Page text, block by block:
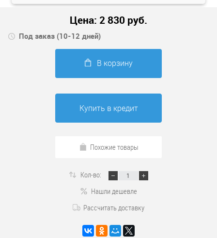
Цена: 2 830 руб.
Под заказ (10-12 дней)
В корзину
Купить в кредит
Похожие товары
Кол-во:
Нашли дешевле
Рассчитать доставку